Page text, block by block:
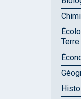
Terre